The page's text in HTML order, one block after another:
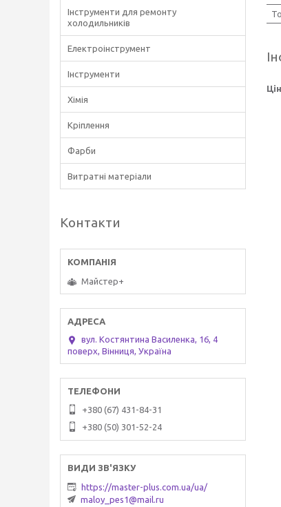
Інструменти для ремонту
холодильників
Електроінструмент
Інструменти
Хімія
Кріплення
Фарби
Витратні матеріали
Контакти
Майстер+
вул. Костянтина Василенка, 16, 4
поверх, Вінниця, Україна
+380 (67) 431-84-31
+380 (50) 301-52-24
https://master-plus.com.ua/ua/
maloy_pes1@mail.ru